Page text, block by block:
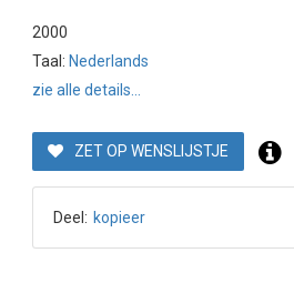
2000
Taal: Nederlands
zie alle details...
ZET OP WENSLIJSTJE
Deel: kopieer